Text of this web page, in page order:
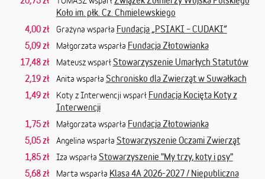
Koło im. płk. Cz. Chmielewskiego
4,00 zł
Grażyna wsparła Fundacja „PSIAKI – CUDAKI”
5,09 zł
Małgorzata wsparła Fundacja Złotowianka
17,48 zł
Mateusz wsparł Stowarzyszenie Umarłych Statutów
2,19 zł
Anita wsparła Schronisko dla Zwierząt w Suwałkach
1,49 zł
Koty z Interwencji wsparł Fundacja Kocięta Koty z
Interwencji
1,75 zł
Małgorzata wsparła Fundacja Złotowianka
5,05 zł
Angelina wsparła Stowarzyszenie Oczami Zwierząt
1,85 zł
Iza wsparła Stowarzyszenie "My trzy, koty i psy"
5,68 zł
Marta wsparła Klasa 4A 2026-2027 / Niepubliczna